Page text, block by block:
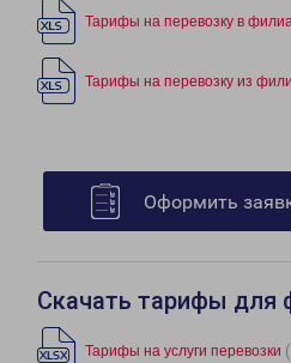
Тарифы на перевозку в
Тарифы на перевозку из
Оформить
Скачать тарифы для
Тарифы на услуги перевозки